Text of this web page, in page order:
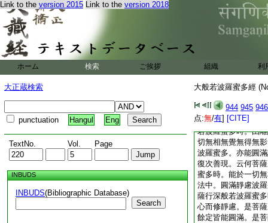
Link to the version 2015 Link to the version 2018
ホーム 検索 ご挨拶 組織 利
大正蔵検索
punctuation Hangul Eng
TextNo. Vol. Page
INBUDS
INBUDS(Bibliographic Database)
Search
大般若波羅蜜多經
944 945 946
点:無/有] [CITE]
蒙開曉。或復示現
香潔。或復示現設
類。因斯化導無邊
離不與取。離欲邪
或以安忍攝諸有情
以靜慮攝諸有情。
饒益諸有情故。或
王位。或捨支節。
如是。如是方便而
便而饒益之。如是
若波羅蜜多時。由
切無相無覺無得無
波羅蜜多。亦能圓
復次善現。云何菩
蜜多時。能於一切
法中。圓滿靜慮波
薩行深般若波羅蜜
心而修靜慮。是菩
餘定皆能圓滿。是